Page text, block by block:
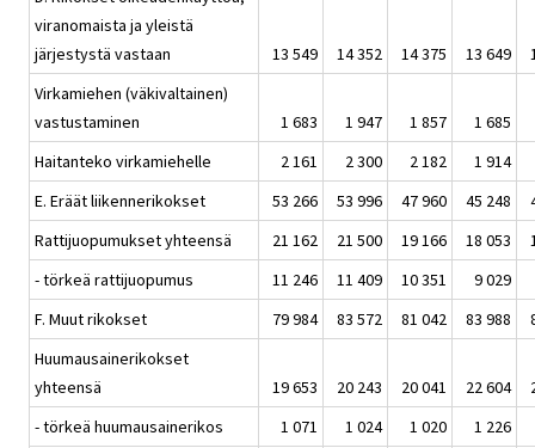
viranomaista ja yleistä
järjestystä vastaan
13 549 14 352 14 375 13 649
Virkamiehen (väkivaltainen)
vastustaminen
1 683 1 947 1 857
1 685
Haitanteko virkamiehelle
2 161 2 300 2 182
1 914
E. Eräät liikennerikokset
53 266 53 996 47 960 45 248
Rattijuopumukset yhteensä
21 162 21 500 19 166 18 053
- törkeä rattijuopumus
11 246 11 409 10 351
9 029
F. Muut rikokset
79 984 83 572 81 042 83 988
Huumausainerikokset
yhteensä
19 653 20 243 20 041 22 604
- törkeä huumausainerikos
1 071 1 024 1 020
1 226